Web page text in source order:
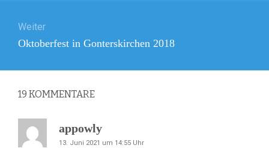
Weiter
Nächster
Oktoberfest in Gonterskirchen 2018
19 KOMMENTARE
appowly
13. Juni 2021 um 14:55 Uhr